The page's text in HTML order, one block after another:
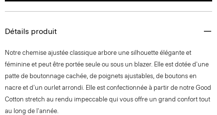
Détails produit
Notre chemise ajustée classique arbore une silhouette élégante et
féminine et peut être portée seule ou sous un blazer. Elle est dotée d'une
patte de boutonnage cachée, de poignets ajustables, de boutons en
nacre et d'un ourlet arrondi. Elle est confectionnée à partir de notre Good
Cotton stretch au rendu impeccable qui vous offre un grand confort tout
au long de l'année.